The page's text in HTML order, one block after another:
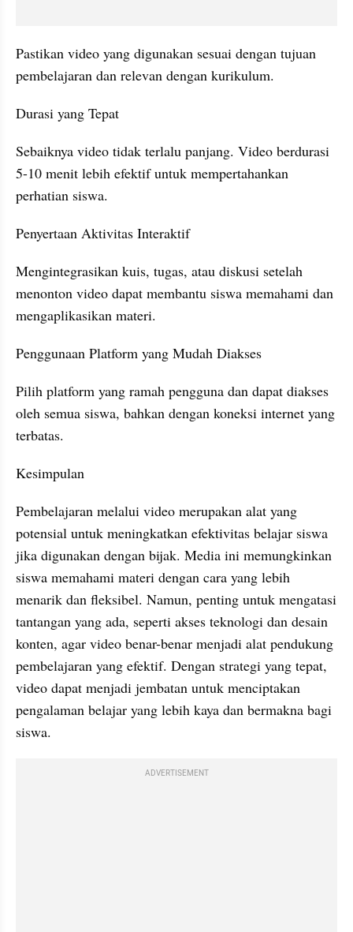
Pastikan video yang digunakan sesuai dengan tujuan
pembelajaran dan relevan dengan kurikulum.
Durasi yang Tepat
Sebaiknya video tidak terlalu panjang. Video berdurasi
5-10 menit lebih efektif untuk mempertahankan
perhatian siswa.
Penyertaan Aktivitas Interaktif
Mengintegrasikan kuis, tugas, atau diskusi setelah
menonton video dapat membantu siswa memahami dan
mengaplikasikan materi.
Penggunaan Platform yang Mudah Diakses
Pilih platform yang ramah pengguna dan dapat diakses
oleh semua siswa, bahkan dengan koneksi internet yang
terbatas.
Kesimpulan
Pembelajaran melalui video merupakan alat yang
potensial untuk meningkatkan efektivitas belajar siswa
jika digunakan dengan bijak. Media ini memungkinkan
siswa memahami materi dengan cara yang lebih
menarik dan fleksibel. Namun, penting untuk mengatasi
tantangan yang ada, seperti akses teknologi dan desain
konten, agar video benar-benar menjadi alat pendukung
pembelajaran yang efektif. Dengan strategi yang tepat,
video dapat menjadi jembatan untuk menciptakan
pengalaman belajar yang lebih kaya dan bermakna bagi
siswa.
ADVERTISEMENT